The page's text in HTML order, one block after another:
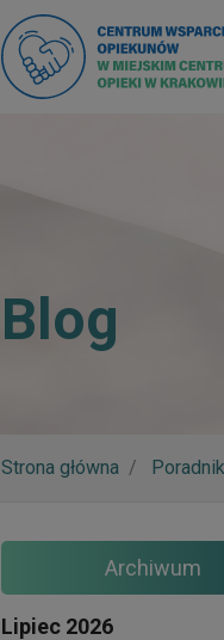
Blog
Strona główna Poradnik
Archiwum
Lipiec 2026